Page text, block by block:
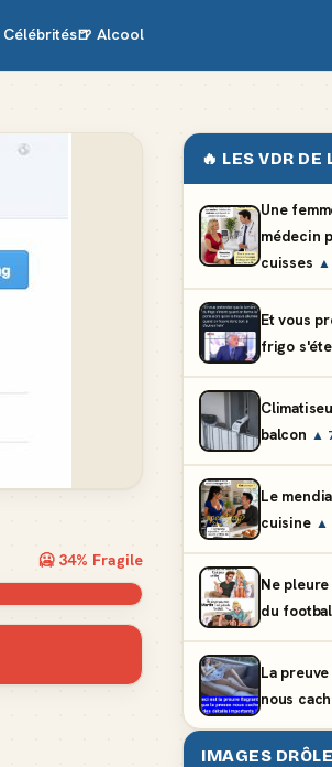
Célébrités🍺 Alcool
🥶 34% Fragile
🔥 LES VDR DE
Une
médecin
cuisses ▲
Et vous
frigo
balcon ▲
Le
cuisine ▲
Ne
du
La
nous
IMAGES